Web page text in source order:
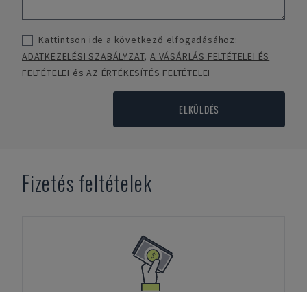
Kattintson ide a következő elfogadásához:
ADATKEZELÉSI SZABÁLYZAT,A VÁSÁRLÁS FELTÉTELEI ÉS
FELTÉTELEI ésAZ ÉRTÉKESÍTÉS FELTÉTELEI
ELKÜLDÉS
Fizetés feltételek